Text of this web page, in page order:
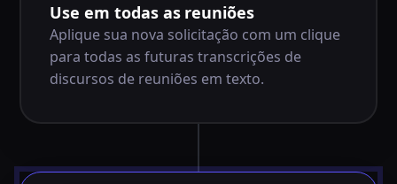
Use em todas as reuniões
Aplique sua nova solicitação com um clique
para todas as futuras transcrições de
discursos de reuniões em texto.